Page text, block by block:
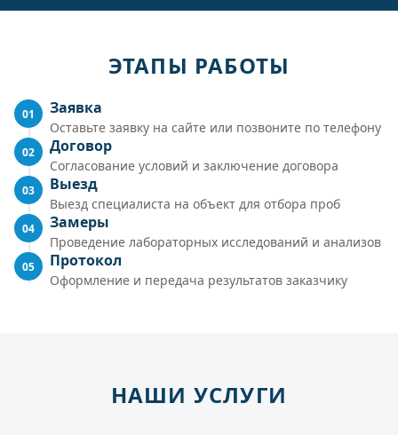
ЭТАПЫ РАБОТЫ
01 Заявка
Оставьте заявку на сайте или позвоните по телефону
02 Договор
Согласование условий и заключение договора
03 Выезд
Выезд специалиста на объект для отбора проб
04 Замеры
Проведение лабораторных исследований и анализов
05 Протокол
Оформление и передача результатов заказчику
НАШИ УСЛУГИ